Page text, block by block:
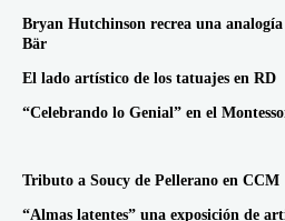
Bryan Hutchinson recrea una
Bär
El lado artístico de los tatuajes en RD
“Celebrando lo Genial” en el
Tributo a Soucy de Pellerano en CCM
“Almas latentes” una exposición de